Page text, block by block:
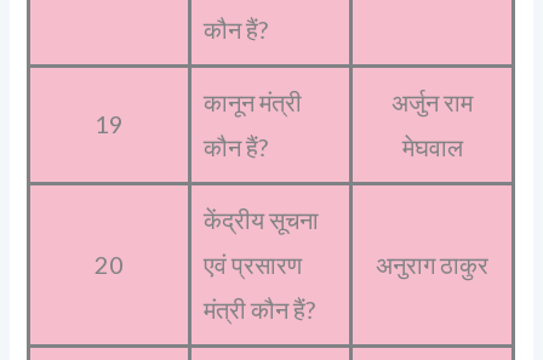
कौन हैं?
19
कानून मंत्री
कौन हैं?
अर्जुन राम
मेघवाल
20
केंद्रीय सूचना
एवं प्रसारण
मंत्री कौन हैं?
अनुराग ठाकुर